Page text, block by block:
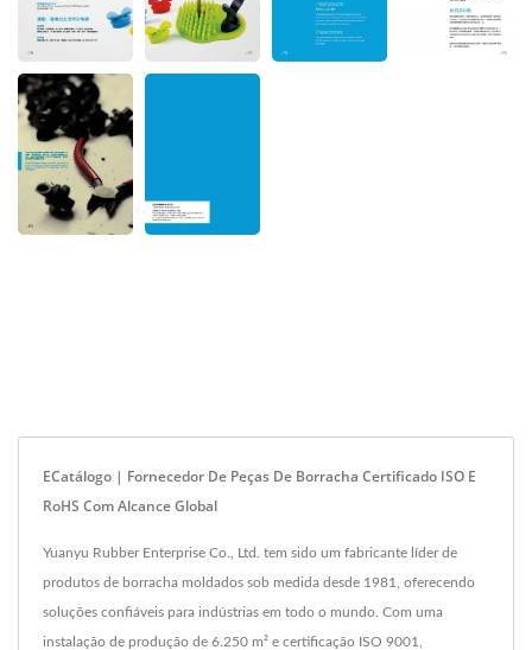
ECatálogo | Fornecedor De Peças De Borracha Certificado ISO E
RoHS Com Alcance Global
Yuanyu Rubber Enterprise Co., Ltd. tem sido um fabricante líder de
produtos de borracha moldados sob medida desde 1981, oferecendo
soluções confiáveis para indústrias em todo o mundo. Com uma
instalação de produção de 6.250 m² e certificação ISO 9001,